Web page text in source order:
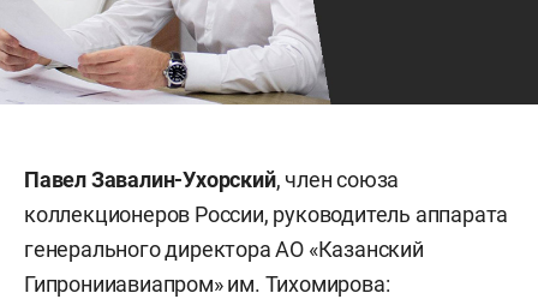
Павел Завалин-Ухорский, член союза
коллекционеров России, руководитель аппарата
генерального директора АО «Казанский
Гипронииавиапром» им. Тихомирова: